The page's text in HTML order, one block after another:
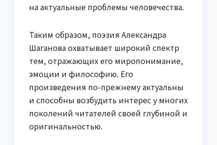
на актуальные проблемы человечества.
Таким образом, поэзия Александра
Шаганова охватывает широкий спектр
тем, отражающих его миропонимание,
эмоции и философию. Его
произведения по-прежнему актуальны
и способны возбудить интерес у многих
поколений читателей своей глубиной и
оригинальностью.